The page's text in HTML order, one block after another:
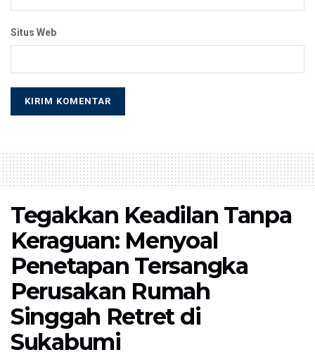
Situs Web
Tegakkan Keadilan Tanpa
Keraguan: Menyoal
Penetapan Tersangka
Perusakan Rumah
Singgah Retret di
Sukabumi